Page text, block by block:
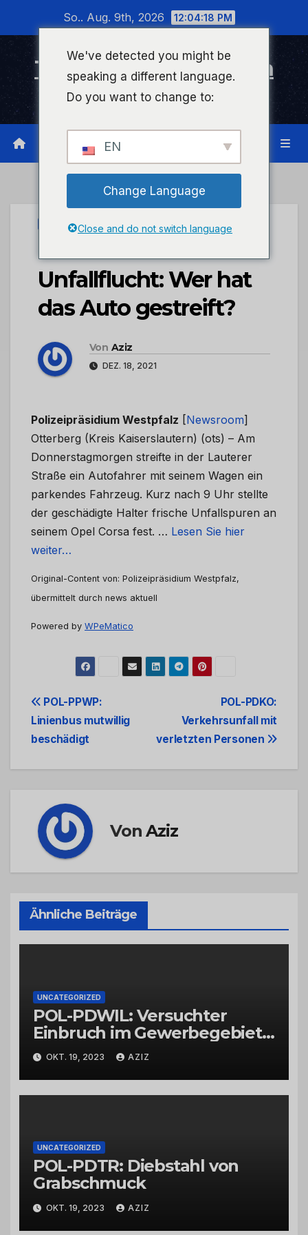
wechseln
So.. Aug. 9th, 2026 12:04:19 PM
Timeline Bad Kreuznach
Infonetzwerk für Bad Kreuznach
UNCATEGORIZED
POL-PPWP:
Unfallflucht: Wer hat
das Auto gestreift?
Von Aziz
DEZ. 18, 2021
Polizeipräsidium Westpfalz [Newsroom]
Otterberg (Kreis Kaiserslautern) (ots) – Am
Donnerstagmorgen streifte in der Lauterer
Straße ein Autofahrer mit seinem Wagen ein
parkendes Fahrzeug. Kurz nach 9 Uhr stellte
der geschädigte Halter frische Unfallspuren an
seinem Opel Corsa fest. … Lesen Sie hier
weiter…
Original-Content von: Polizeipräsidium Westpfalz,
übermittelt durch news aktuell
Powered by WPeMatico
Beitrags-
Navigation
POL-PDKO:
Verkehrsunfall mit
verletzten Personen
POL-PPWP:
Linienbus mutwillig
beschädigt
VonAziz
Ähnliche Beiträge
UNCATEGORIZED
POL-PDWIL: Versuchter
Einbruch im Gewerbegebiet
Wittlich
OKT. 19, 2023 AZIZ
UNCATEGORIZED
POL-PDTR: Diebstahl von
Grabschmuck
OKT. 19, 2023 AZIZ
We've detected you might be
speaking a different language.
Do you want to change to:
EN
Change Language
Close and do not switch language